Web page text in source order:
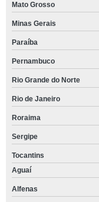
Mato Grosso
Minas Gerais
Paraíba
Pernambuco
Rio Grande do Norte
Rio de Janeiro
Roraima
Sergipe
Tocantins
Aguaí
Alfenas